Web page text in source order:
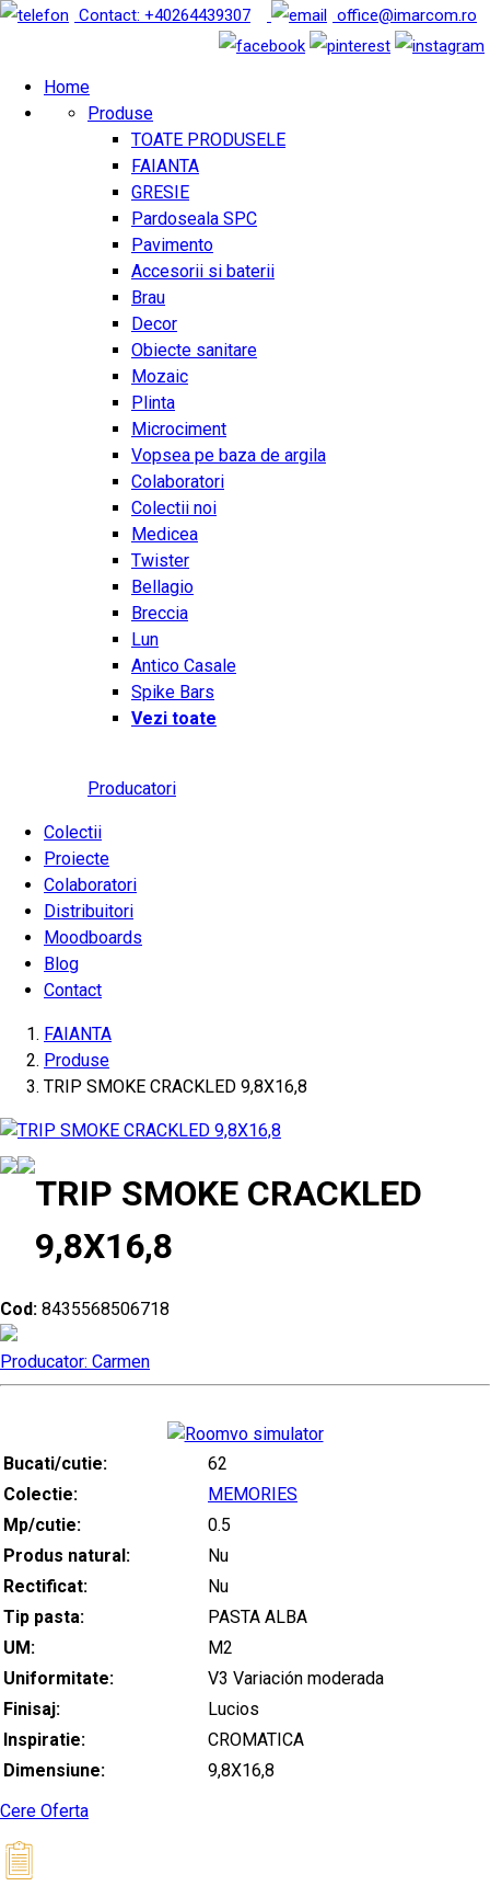
Contact: +40264439307 office@imarcom.ro
Home
Produse
TOATE PRODUSELE
FAIANTA
GRESIE
Pardoseala SPC
Pavimento
Accesorii si baterii
Brau
Decor
Obiecte sanitare
Mozaic
Plinta
Microciment
Vopsea pe baza de argila
Colaboratori
Colectii noi
Medicea
Twister
Bellagio
Breccia
Lun
Antico Casale
Spike Bars
Vezi toate
Producatori
Colectii
Proiecte
Colaboratori
Distribuitori
Moodboards
Blog
Contact
FAIANTA
Produse
TRIP SMOKE CRACKLED 9,8X16,8
TRIP SMOKE CRACKLED
9,8X16,8
Cod: 8435568506718
Producator: Carmen
Bucati/cutie:
62
Colectie:
MEMORIES
Mp/cutie:
0.5
Produs natural:
Nu
Rectificat:
Nu
Tip pasta:
PASTA ALBA
UM:
M2
Uniformitate:
V3 Variación moderada
Finisaj:
Lucios
Inspiratie:
CROMATICA
Dimensiune:
9,8X16,8
Cere Oferta